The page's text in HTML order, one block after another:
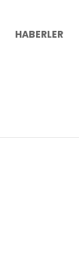
HABERLER